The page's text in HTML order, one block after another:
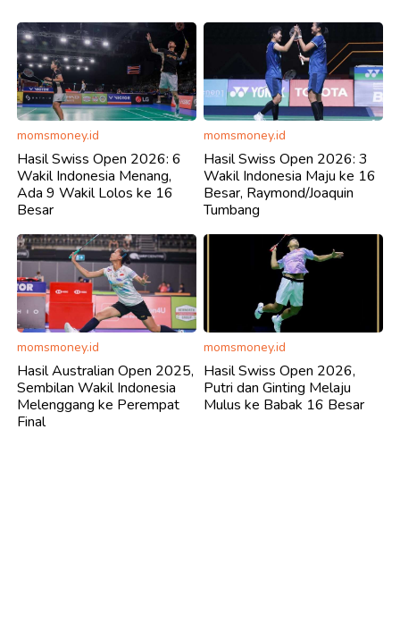
momsmoney.id
Hasil Swiss Open 2026: 6
Wakil Indonesia Menang,
Ada 9 Wakil Lolos ke 16
Besar
momsmoney.id
Hasil Swiss Open 2026: 3
Wakil Indonesia Maju ke 16
Besar, Raymond/Joaquin
Tumbang
momsmoney.id
Hasil Australian Open 2025,
Sembilan Wakil Indonesia
Melenggang ke Perempat
Final
momsmoney.id
Hasil Swiss Open 2026,
Putri dan Ginting Melaju
Mulus ke Babak 16 Besar